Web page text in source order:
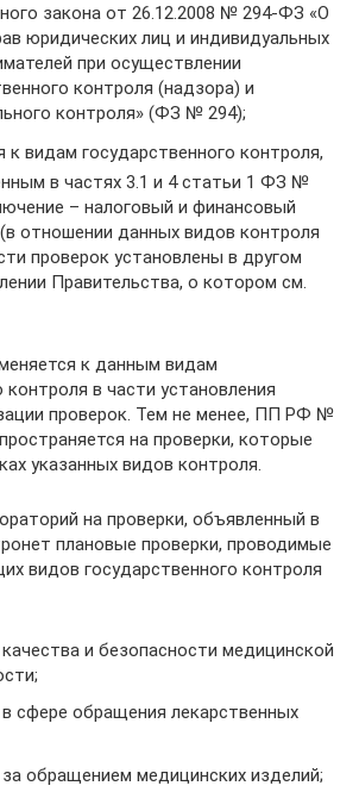
закона от 26.12.2008 № 294-ФЗ «О
юридических лиц и индивидуальных
при осуществлении
контроля (надзора) и
контроля» (ФЗ № 294);
к видам государственного контроля,
в частях 3.1 и 4 статьи 1 ФЗ №
– налоговый и финансовый
отношении данных видов контроля
проверок установлены в другом
Правительства, о котором см.
к данным видам
контроля в части установления
проверок. Тем не менее, ПП РФ №
на проверки, которые
указанных видов контроля.
на проверки, объявленный в
плановые проверки, проводимые
видов государственного контроля
и безопасности медицинской
сфере обращения лекарственных
обращением медицинских изделий;